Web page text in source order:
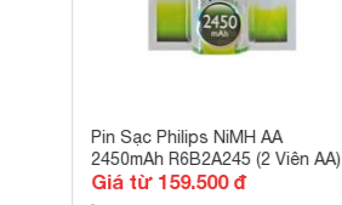
Pin Sạc Philips NiMH AA
2450mAh R6B2A245 (2 Viên AA)
Giá từ 159.500 đ